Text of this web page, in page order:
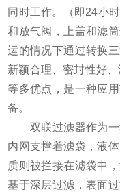
同时工作。（即24小
和放气阀，上盖和滤
运的情况下通过转换
新颖合理、密封性好
等多优点，是一种应
备。
双联过滤器作为一
内网支撑着滤袋，液
质则被拦接在滤袋中
基于深层过滤，表面